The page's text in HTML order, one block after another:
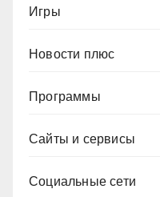
Игры
Новости плюс
Программы
Сайты и сервисы
Социальные сети